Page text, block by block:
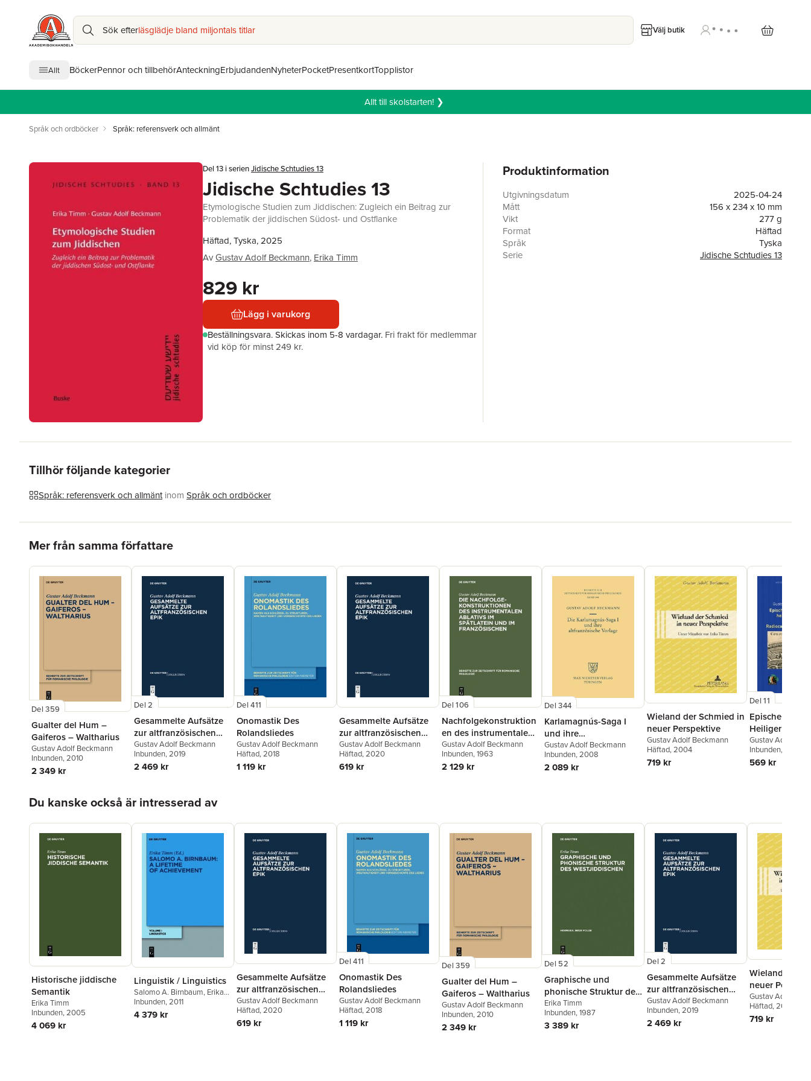
Sök efterläsglädje bland miljontals titlar Välj butik
Allt BöckerPennor och tillbehörAnteckningErbjudandenNyheterPocketPresentkortTopplistor
Allt till skolstarten! ❯
Språk och ordböcker Språk: referensverk och allmänt
Del 13 i serienJidische Schtudies 13
Jidische Schtudies 13
Etymologische Studien zum Jiddischen: Zugleich ein Beitrag zur
Problematik der jiddischen Südost- und Ostflanke
Häftad, Tyska, 2025
AvGustav Adolf Beckmann, Erika Timm
829 kr
Lägg i varukorg
Beställningsvara.Skickas inom 5-8 vardagar. Fri frakt för medlemmar
vid köp för minst 249 kr.
Produktinformation
Utgivningsdatum
2025-04-24
Mått
156 x 234 x 10 mm
Vikt
277 g
Format
Häftad
Språk
Tyska
Serie
Jidische Schtudies 13
Tillhör följande kategorier
Språk: referensverk och allmänt inom Språk och ordböcker
Mer från samma författare
Del 359
Gualter del Hum –
Gaiferos – Waltharius
Gustav Adolf Beckmann
Inbunden, 2010
2 349 kr
Del 2
Gesammelte Aufsätze
zur altfranzösischen
Epik
Gustav Adolf Beckmann
Inbunden, 2019
2 469 kr
Del 411
Onomastik Des
Rolandsliedes
Gustav Adolf Beckmann
Häftad, 2018
1 119 kr
Gesammelte Aufsätze
zur altfranzösischen
Epik
Gustav Adolf Beckmann
Häftad, 2020
619 kr
Del 106
Nachfolgekonstruktion
en des instrumentalen
Ablativs im Spätlatein
und im Französischen
Gustav Adolf Beckmann
Inbunden, 1963
2 129 kr
Del 344
Karlamagnús-Saga I
und ihre
altfranzösische Vorlage
Gustav Adolf Beckmann
Inbunden, 2008
2 089 kr
Wieland der Schmied in
neuer Perspektive
Gustav Adolf Beckmann
Häftad, 2004
719 kr
Del 11
Epischer
Heiliger
Lichte Einer
Radiocarbon-
Gustav Adolf
Elmar Eggert
Inbunden, 2019
569 kr
Du kanske också är intresserad av
Historische jiddische
Semantik
Erika Timm
Inbunden, 2005
4 069 kr
Linguistik / Linguistics
Salomo A. Birnbaum, Erika
Timm
Inbunden, 2011
4 379 kr
Gesammelte Aufsätze
zur altfranzösischen
Epik
Gustav Adolf Beckmann
Häftad, 2020
619 kr
Del 411
Onomastik Des
Rolandsliedes
Gustav Adolf Beckmann
Häftad, 2018
1 119 kr
Del 359
Gualter del Hum –
Gaiferos – Waltharius
Gustav Adolf Beckmann
Inbunden, 2010
2 349 kr
Del 52
Graphische und
phonische Struktur des
Westjiddischen
Erika Timm
Inbunden, 1987
3 389 kr
Del 2
Gesammelte Aufsätze
zur altfranzösischen
Epik
Gustav Adolf Beckmann
Inbunden, 2019
2 469 kr
Wieland der
neuer
Gustav Adolf
Häftad, 2004
719 kr